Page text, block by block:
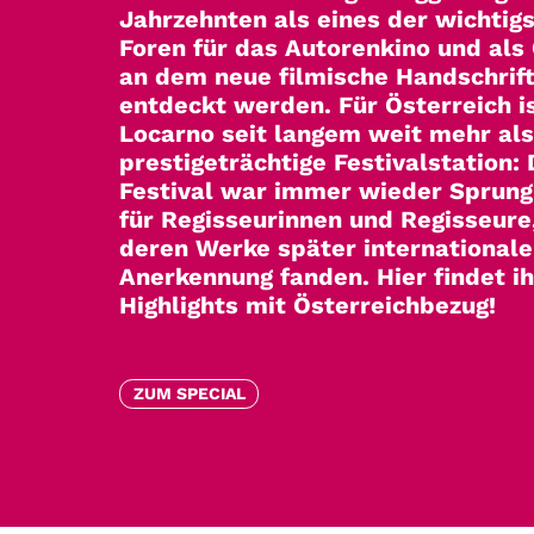
sorgen für das passende
Sommerprogramm auf der Couch.
Passend zur aktuellen Hitzewelle
wir euch ein neues Filmpaket
zusammengestellt, das
österreichisches Kino,
Sommerstimmung und jede Menge
Unterhaltung vereint.
Zum Hitzerekord-Wochenende
wir einen Aktionspreis von 2,90€